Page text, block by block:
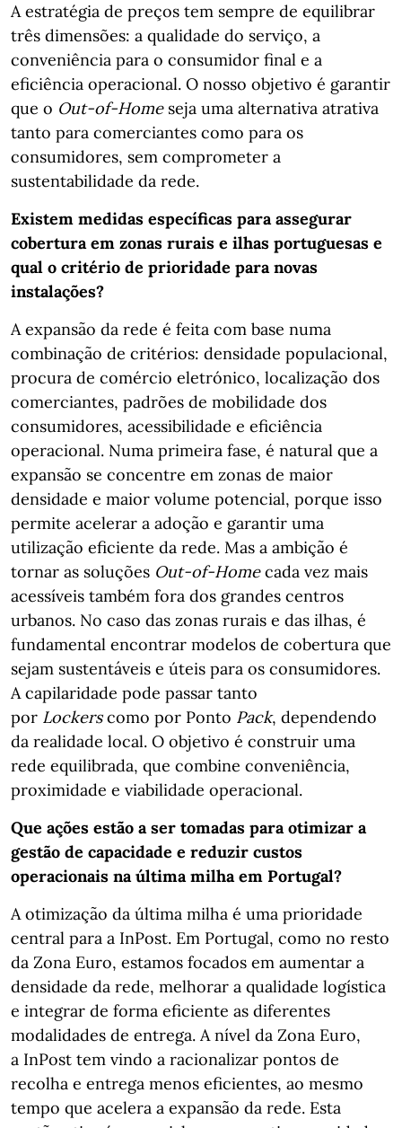
A estratégia de preços tem sempre de equilibrar
três dimensões: a qualidade do serviço, a
conveniência para o consumidor final e a
eficiência operacional. O nosso objetivo é garantir
que o Out-of-Homeseja uma alternativa atrativa
tanto para comerciantes como para os
consumidores, sem comprometer a
sustentabilidade da rede.
Existem medidas específicas para assegurar
cobertura em zonas rurais e ilhas portuguesas e
qual o critério de prioridade para novas
instalações?
A expansão da rede é feita com base numa
combinação de critérios: densidade populacional,
procura de comércio eletrónico, localização dos
comerciantes, padrões de mobilidade dos
consumidores, acessibilidade e eficiência
operacional. Numa primeira fase, é natural que a
expansão se concentre em zonas de maior
densidade e maior volume potencial, porque isso
permite acelerar a adoção e garantir uma
utilização eficiente da rede. Mas a ambição é
tornar as soluções Out-of-Homecada vez mais
acessíveis também fora dos grandes centros
urbanos. No caso das zonas rurais e das ilhas, é
fundamental encontrar modelos de cobertura que
sejam sustentáveis e úteis para os consumidores.
A capilaridade pode passar tanto
por Lockerscomo por Ponto Pack, dependendo
da realidade local. O objetivo é construir uma
rede equilibrada, que combine conveniência,
proximidade e viabilidade operacional.
Que ações estão a ser tomadas para otimizar a
gestão de capacidade e reduzir custos
operacionais na última milha em Portugal?
A otimização da última milha é uma prioridade
central para a InPost. Em Portugal, como no resto
da Zona Euro, estamos focados em aumentar a
densidade da rede, melhorar a qualidade logística
e integrar de forma eficiente as diferentes
modalidades de entrega. A nível da Zona Euro,
a InPost tem vindo a racionalizar pontos de
recolha e entrega menos eficientes, ao mesmo
tempo que acelera a expansão da rede. Esta